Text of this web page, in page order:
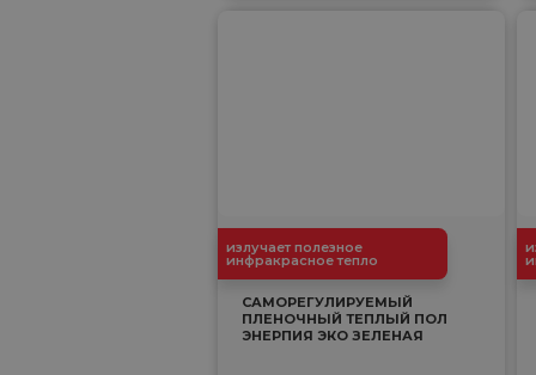
излучает полезное
инфракрасное тепло
САМОРЕГУЛИРУЕМЫЙ
ПЛЕНОЧНЫЙ ТЕПЛЫЙ ПОЛ
ЭНЕРПИЯ ЭКО ЗЕЛЕНАЯ